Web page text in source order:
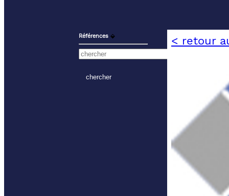
Références ⬙ < retour